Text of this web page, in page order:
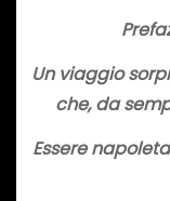
Un viaggio
che, da
Essere